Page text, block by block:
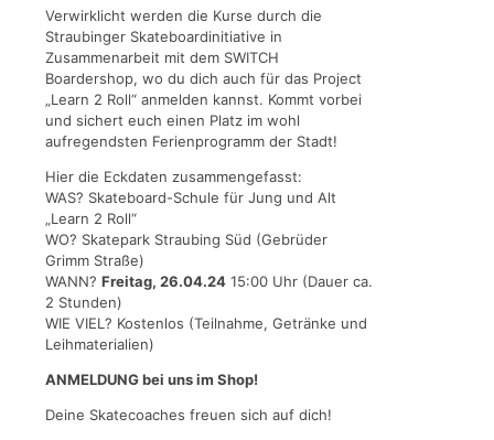
Verwirklicht werden die Kurse durch die
Straubinger Skateboardinitiative in
Zusammenarbeit mit dem SWITCH
Boardershop, wo du dich auch für das Project
„Learn 2 Roll“ anmelden kannst. Kommt vorbei
und sichert euch einen Platz im wohl
aufregendsten Ferienprogramm der Stadt!
Hier die Eckdaten zusammengefasst:
WAS? Skateboard-Schule für Jung und Alt
„Learn 2 Roll“
WO? Skatepark Straubing Süd (Gebrüder
Grimm Straße)
WANN? Freitag, 26.04.24 15:00 Uhr (Dauer ca.
2 Stunden)
WIE VIEL? Kostenlos (Teilnahme, Getränke und
Leihmaterialien)
ANMELDUNG bei uns im Shop!
Deine Skatecoaches freuen sich auf dich!